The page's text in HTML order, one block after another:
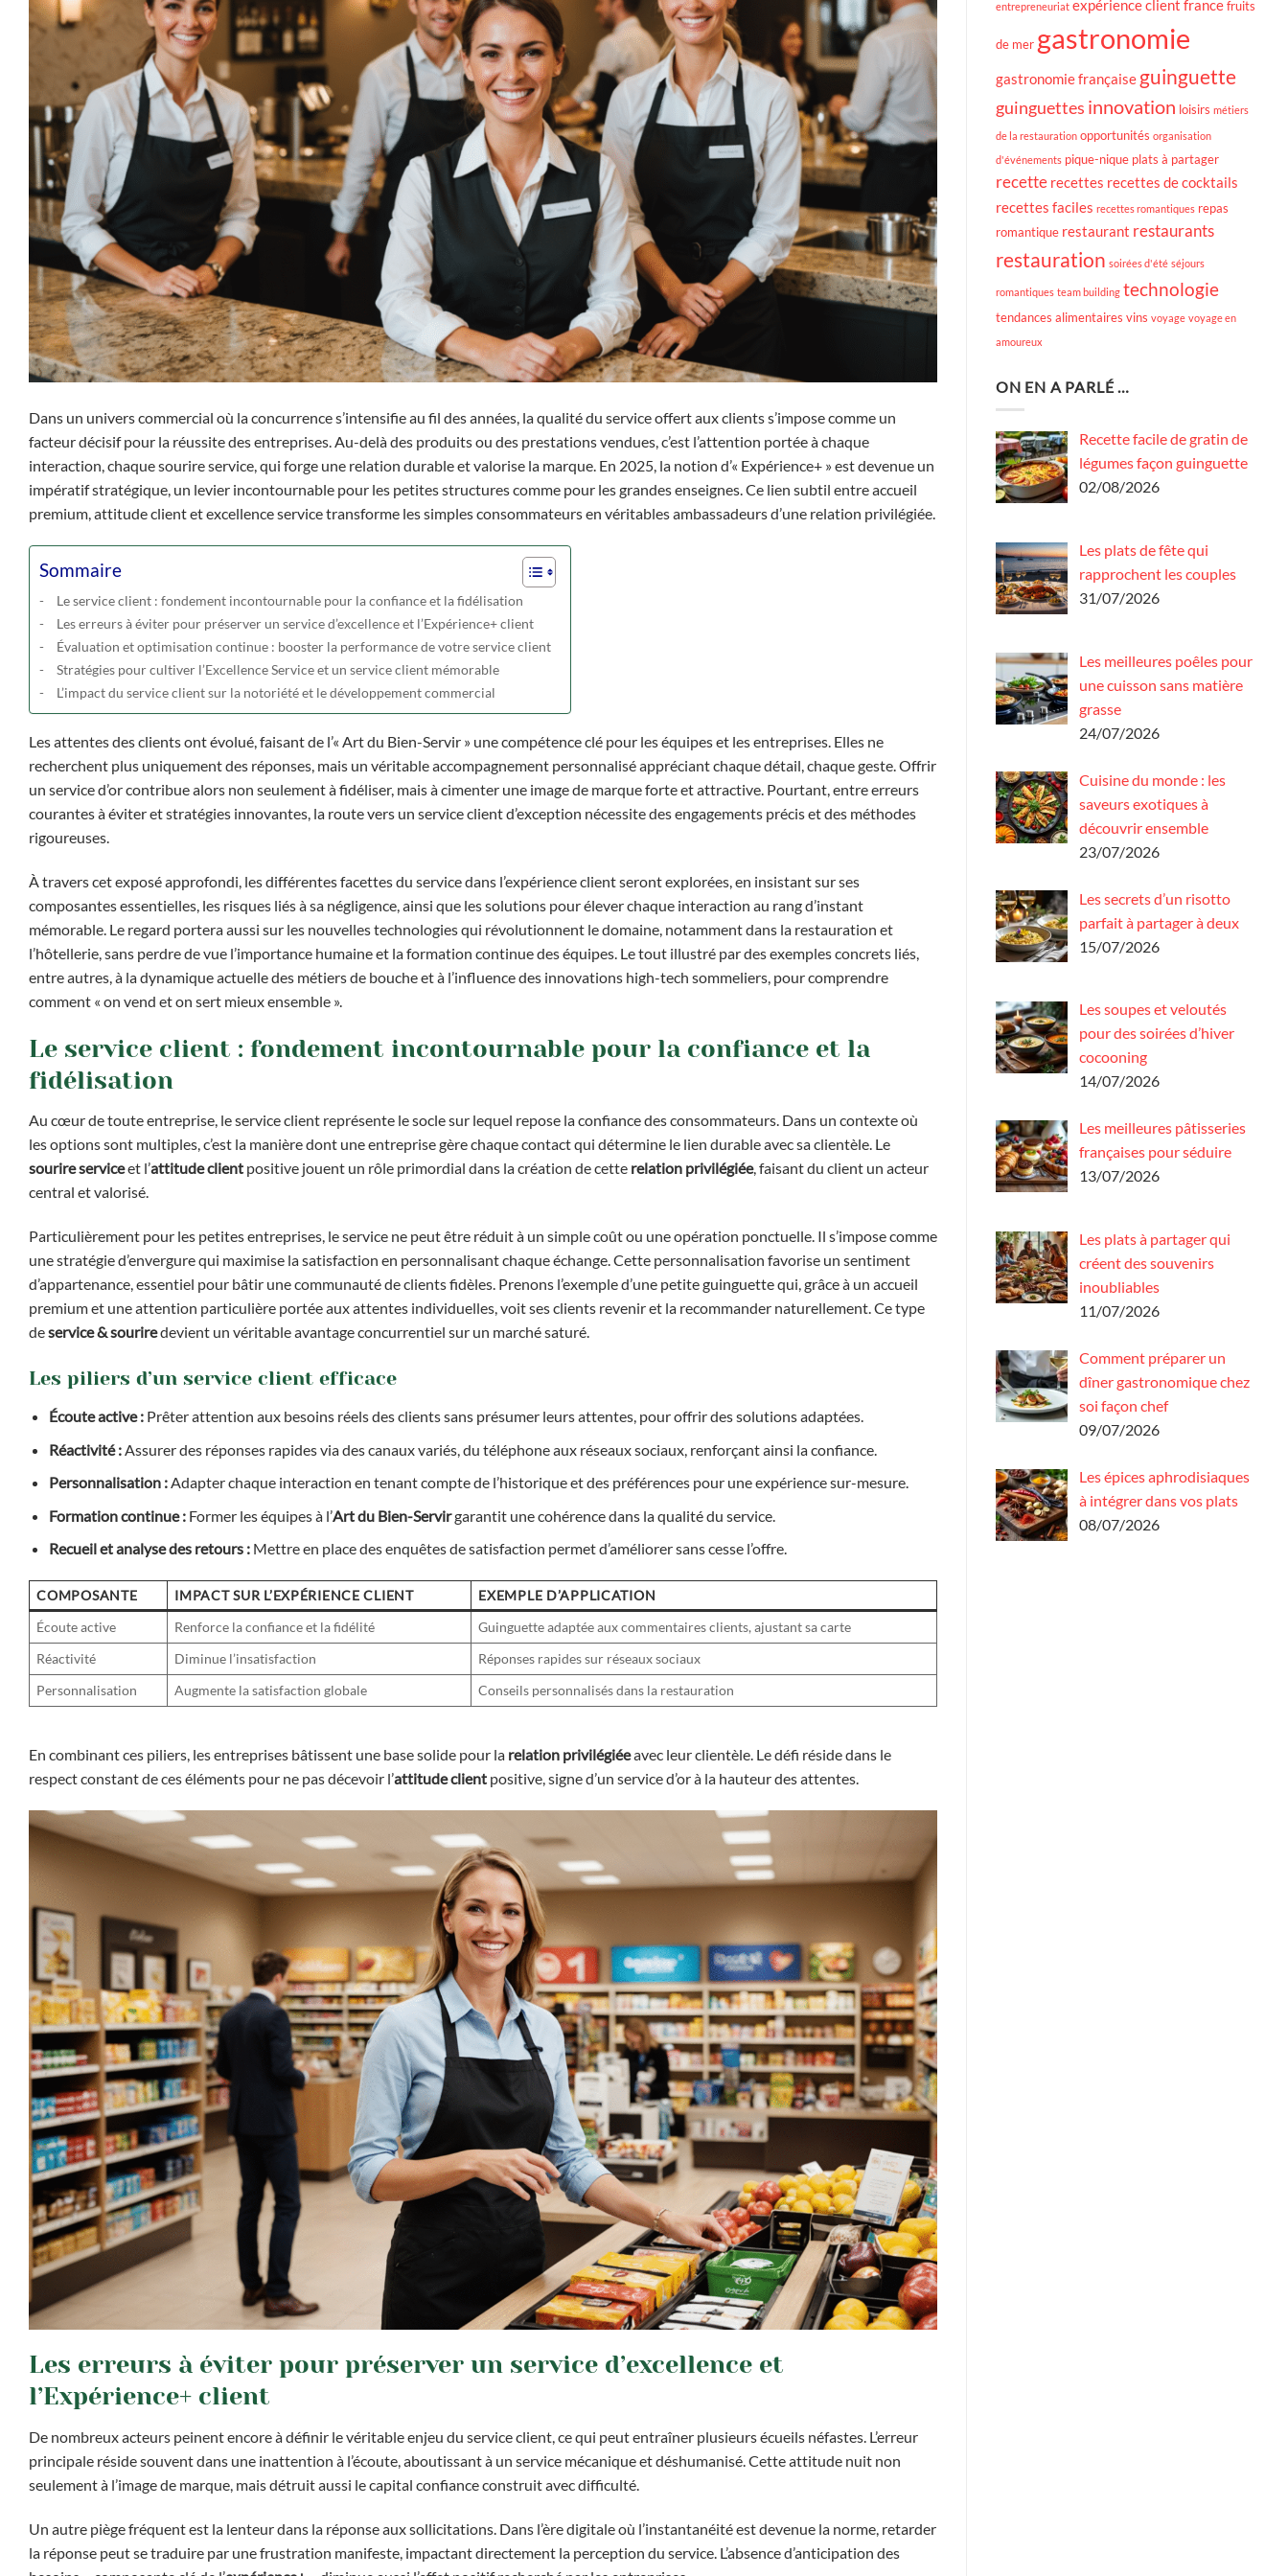
Dans un univers commercial où la concurrence s’intensifie au fil des années, la qualité du service offert aux clients s’impose comme un
facteur décisif pour la réussite des entreprises. Au-delà des produits ou des prestations vendues, c’est l’attention portée à chaque
interaction, chaque sourire service, qui forge une relation durable et valorise la marque. En 2025, la notion d’« Expérience+ » est devenue un
impératif stratégique, un levier incontournable pour les petites structures comme pour les grandes enseignes. Ce lien subtil entre accueil
premium, attitude client et excellence service transforme les simples consommateurs en véritables ambassadeurs d’une relation privilégiée.
Sommaire
Le service client : fondement incontournable pour la confiance et la fidélisation
Les erreurs à éviter pour préserver un service d’excellence et l’Expérience+ client
Évaluation et optimisation continue : booster la performance de votre service client
Stratégies pour cultiver l’Excellence Service et un service client mémorable
L’impact du service client sur la notoriété et le développement commercial
Les attentes des clients ont évolué, faisant de l’« Art du Bien-Servir » une compétence clé pour les équipes et les entreprises. Elles ne
recherchent plus uniquement des réponses, mais un véritable accompagnement personnalisé appréciant chaque détail, chaque geste. Offrir
un service d’or contribue alors non seulement à fidéliser, mais à cimenter une image de marque forte et attractive. Pourtant, entre erreurs
courantes à éviter et stratégies innovantes, la route vers un service client d’exception nécessite des engagements précis et des méthodes
rigoureuses.
À travers cet exposé approfondi, les différentes facettes du service dans l’expérience client seront explorées, en insistant sur ses
composantes essentielles, les risques liés à sa négligence, ainsi que les solutions pour élever chaque interaction au rang d’instant
mémorable. Le regard portera aussi sur les nouvelles technologies qui révolutionnent le domaine, notamment dans la restauration et
l’hôtellerie, sans perdre de vue l’importance humaine et la formation continue des équipes. Le tout illustré par des exemples concrets liés,
entre autres, à la dynamique actuelle des métiers de bouche et à l’influence des innovations high-tech sommeliers, pour comprendre
comment « on vend et on sert mieux ensemble ».
Le service client : fondement incontournable pour la confiance et la
fidélisation
Au cœur de toute entreprise, le service client représente le socle sur lequel repose la confiance des consommateurs. Dans un contexte où
les options sont multiples, c’est la manière dont une entreprise gère chaque contact qui détermine le lien durable avec sa clientèle. Le
sourire serviceet l’attitude client positive jouent un rôle primordial dans la création de cette relation privilégiée, faisant du client un acteur
central et valorisé.
Particulièrement pour les petites entreprises, le service ne peut être réduit à un simple coût ou une opération ponctuelle. Il s’impose comme
une stratégie d’envergure qui maximise la satisfaction en personnalisant chaque échange. Cette personnalisation favorise un sentiment
d’appartenance, essentiel pour bâtir une communauté de clients fidèles. Prenons l’exemple d’une petite guinguette qui, grâce à un accueil
premium et une attention particulière portée aux attentes individuelles, voit ses clients revenir et la recommander naturellement. Ce type
deservice & souriredevient un véritable avantage concurrentiel sur un marché saturé.
Les piliers d’un service client efficace
Écoute active :Prêter attention aux besoins réels des clients sans présumer leurs attentes, pour offrir des solutions adaptées.
Réactivité :Assurer des réponses rapides via des canaux variés, du téléphone aux réseaux sociaux, renforçant ainsi la confiance.
Personnalisation :Adapter chaque interaction en tenant compte de l’historique et des préférences pour une expérience sur-mesure.
Formation continue :Former les équipes à l’Art du Bien-Servirgarantit une cohérence dans la qualité du service.
Recueil et analyse des retours :Mettre en place des enquêtes de satisfaction permet d’améliorer sans cesse l’offre.
COMPOSANTE IMPACT SUR L’EXPÉRIENCE CLIENT
EXEMPLE D’APPLICATION
Écoute active
Renforce la confiance et la fidélité
Guinguette adaptée aux commentaires clients, ajustant sa carte
Réactivité
Diminue l’insatisfaction
Réponses rapides sur réseaux sociaux
Personnalisation
Augmente la satisfaction globale Conseils personnalisés dans la restauration
En combinant ces piliers, les entreprises bâtissent une base solide pour la relation privilégiéeavec leur clientèle. Le défi réside dans le
respect constant de ces éléments pour ne pas décevoir l’attitude client positive, signe d’un service d’or à la hauteur des attentes.
Les erreurs à éviter pour préserver un service d’excellence et
l’Expérience+ client
De nombreux acteurs peinent encore à définir le véritable enjeu du service client, ce qui peut entraîner plusieurs écueils néfastes. L’erreur
principale réside souvent dans une inattention à l’écoute, aboutissant à un service mécanique et déshumanisé. Cette attitude nuit non
seulement à l’image de marque, mais détruit aussi le capital confiance construit avec difficulté.
Un autre piège fréquent est la lenteur dans la réponse aux sollicitations. Dans l’ère digitale où l’instantanéité est devenue la norme, retarder
la réponse peut se traduire par une frustration manifeste, impactant directement la perception du service. L’absence d’anticipation des
entrepreneuriat expérience client francefruits
de mer gastronomie
gastronomie française guinguette
guinguettes innovation loisirs métiers
de la restauration opportunités organisation
d'événements pique-nique plats à partager
recette recettes recettes de cocktails
recettes faciles recettes romantiques repas
romantique restaurant restaurants
restauration soirées d'été séjours
romantiques team building technologie
tendances alimentaires vins voyage voyage en
amoureux
ON EN A PARLÉ …
Recette facile de gratin de
légumes façon guinguette
02/08/2026
Les plats de fête qui
rapprochent les couples
31/07/2026
Les meilleures poêles pour
une cuisson sans matière
grasse
24/07/2026
Cuisine du monde : les
saveurs exotiques à
découvrir ensemble
23/07/2026
Les secrets d’un risotto
parfait à partager à deux
15/07/2026
Les soupes et veloutés
pour des soirées d’hiver
cocooning
14/07/2026
Les meilleures pâtisseries
françaises pour séduire
13/07/2026
Les plats à partager qui
créent des souvenirs
inoubliables
11/07/2026
Comment préparer un
dîner gastronomique chez
soi façon chef
09/07/2026
Les épices aphrodisiaques
à intégrer dans vos plats
08/07/2026